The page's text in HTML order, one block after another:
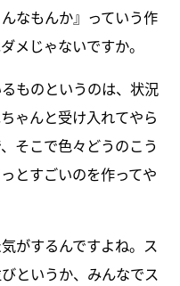
なもんか』っていう作
メじゃないですか。
ものというのは、状況
ゃんと受け入れてやら
そこで色々どうのこう
とすごいのを作ってや
がするんですよね。ス
というか、みんなでス